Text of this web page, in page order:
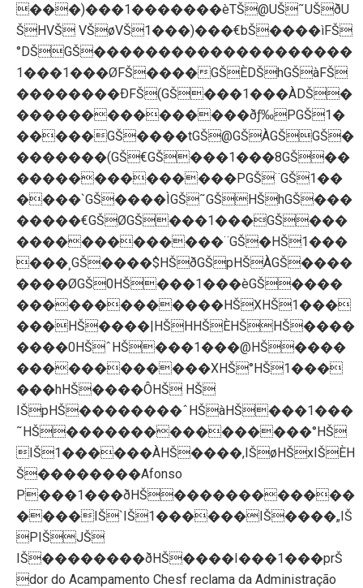
���)���1�������èTŠ@UŠ˜UŠðU
ŠHVŠ VŠøVŠ1���)���€bŠ����ìFŠ
°DŠGŠ��������������������
1���1���ØFŠ����GŠÈDŠhGŠàFŠ
��������ÐFŠ(GŠ���1���ÀDŠ�
���������������ðƒ‰PGŠ1�
�����GŠ����tGŠ@GŠÀGŠGŠ�
�������(GŠ€GŠ���1���8GŠ��
��������������PGŠ¨GŠ1��
����`GŠ����ÌGŠ˜GŠHŠhGŠ���
�����€GŠØGŠ���1���GŠ���
�������������¨GŠ�HŠ1���
���¸GŠ����$HŠðGŠpHŠÀGŠ����
����ØGŠ0HŠ���1���èGŠ����
�������������HŠXHŠ1���
���HŠ����|HŠHHŠÈHŠHŠ����
����0HŠˆHŠ���1���@HŠ����
������������XHŠ°HŠ1���
���hHŠ����ÔHŠ HŠ
IŠpHŠ��������ˆHŠàHŠ���1���
˜HŠ����������������°HŠ
IŠ1������ÀHŠ����,IŠøHŠxIŠÈH
Š��������Afonso
P���1���ðHŠ������������
����IŠ`IŠ1������IŠ����„IŠ
PIŠJŠ
IŠ��������ðHŠ����I���1���prŠ
dor do Acampamento Chesf reclama da Administração